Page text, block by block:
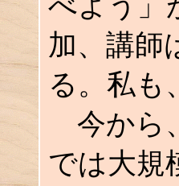
加、講師
る。私も
今から
では大規